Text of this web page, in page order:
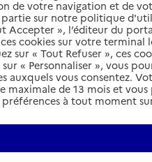
cette recherche aux favoris
(Caf) du Haut-
Mars
de votre navigation et de
sur notre politique
Accepter », l’éditeur du
cookies sur votre terminal
sur « Tout Refuser », ces
« Personnaliser », vous
auxquels vous consentez.
maximale de 13 mois et
à tout moment